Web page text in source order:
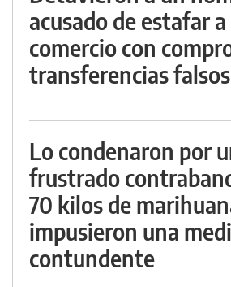
acusado de estafar
comercio con
transferencias falsos
Lo condenaron por
frustrado
70 kilos de
impusieron una
contundente